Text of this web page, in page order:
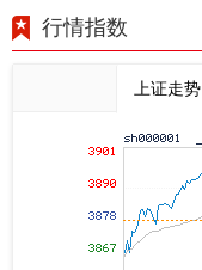
行情指数
上证走势